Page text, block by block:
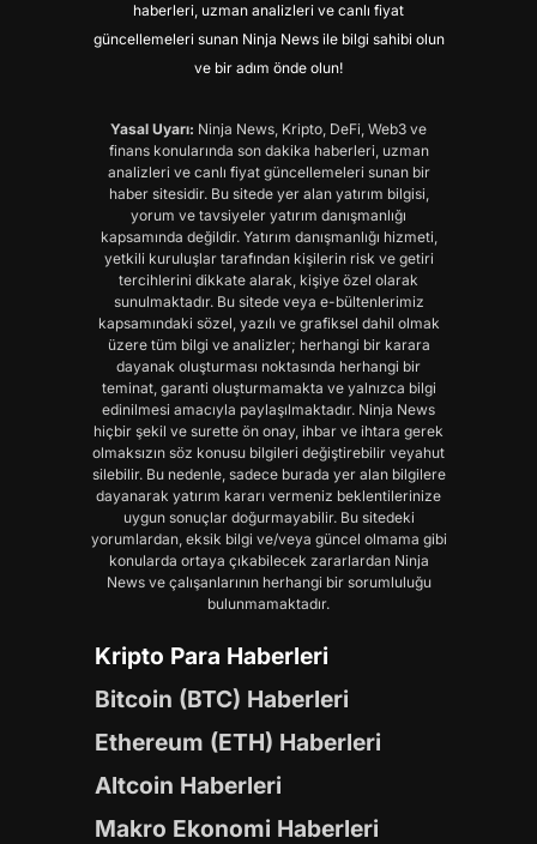
haberleri, uzman analizleri ve canlı fiyat
güncellemeleri sunan Ninja News ile bilgi sahibi olun
ve bir adım önde olun!
Yasal Uyarı: Ninja News, Kripto, DeFi, Web3 ve
finans konularında son dakika haberleri, uzman
analizleri ve canlı fiyat güncellemeleri sunan bir
haber sitesidir. Bu sitede yer alan yatırım bilgisi,
yorum ve tavsiyeler yatırım danışmanlığı
kapsamında değildir. Yatırım danışmanlığı hizmeti,
yetkili kuruluşlar tarafından kişilerin risk ve getiri
tercihlerini dikkate alarak, kişiye özel olarak
sunulmaktadır. Bu sitede veya e-bültenlerimiz
kapsamındaki sözel, yazılı ve grafiksel dahil olmak
üzere tüm bilgi ve analizler; herhangi bir karara
dayanak oluşturması noktasında herhangi bir
teminat, garanti oluşturmamakta ve yalnızca bilgi
edinilmesi amacıyla paylaşılmaktadır. Ninja News
hiçbir şekil ve surette ön onay, ihbar ve ihtara gerek
olmaksızın söz konusu bilgileri değiştirebilir veyahut
silebilir. Bu nedenle, sadece burada yer alan bilgilere
dayanarak yatırım kararı vermeniz beklentilerinize
uygun sonuçlar doğurmayabilir. Bu sitedeki
yorumlardan, eksik bilgi ve/veya güncel olmama gibi
konularda ortaya çıkabilecek zararlardan Ninja
News ve çalışanlarının herhangi bir sorumluluğu
bulunmamaktadır.
Kripto Para Haberleri
Bitcoin (BTC) Haberleri
Ethereum (ETH) Haberleri
Altcoin Haberleri
Makro Ekonomi Haberleri